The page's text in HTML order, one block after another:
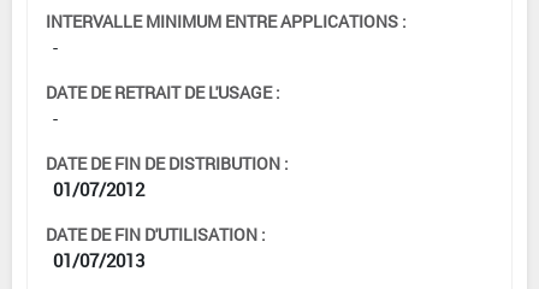
INTERVALLE MINIMUM ENTRE APPLICATIONS :
-
DATE DE RETRAIT DE L'USAGE :
-
DATE DE FIN DE DISTRIBUTION :
01/07/2012
DATE DE FIN D'UTILISATION :
01/07/2013